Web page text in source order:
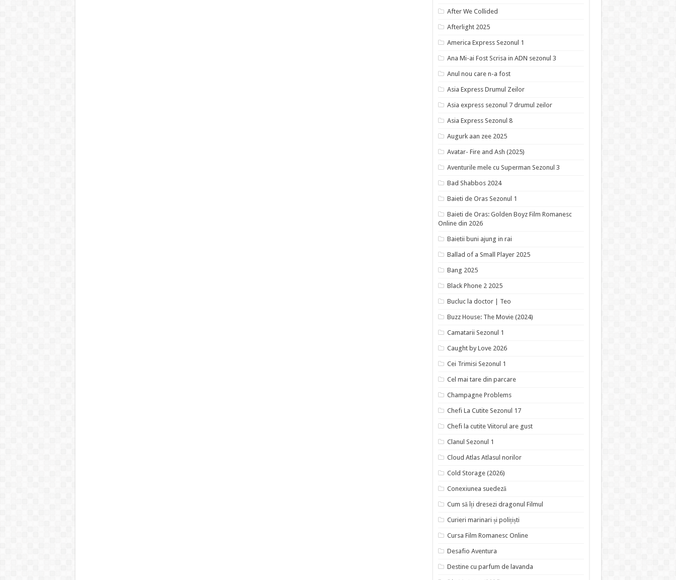
After We Collided
Afterlight 2025
America Express Sezonul 1
Ana Mi-ai Fost Scrisa in ADN sezonul 3
Anul nou care n-a fost
Asia Express Drumul Zeilor
Asia express sezonul 7 drumul zeilor
Asia Express Sezonul 8
Augurk aan zee 2025
Avatar- Fire and Ash (2025)
Aventurile mele cu Superman Sezonul 3
Bad Shabbos 2024
Baieti de Oras Sezonul 1
Baieti de Oras: Golden Boyz Film Romanesc
Online din 2026
Baietii buni ajung in rai
Ballad of a Small Player 2025
Bang 2025
Black Phone 2 2025
Bucluc la doctor | Teo
Buzz House: The Movie (2024)
Camatarii Sezonul 1
Caught by Love 2026
Cei Trimisi Sezonul 1
Cel mai tare din parcare
Champagne Problems
Chefi La Cutite Sezonul 17
Chefi la cutite Viitorul are gust
Clanul Sezonul 1
Cloud Atlas Atlasul norilor
Cold Storage (2026)
Conexiunea suedeză
Cum să îți dresezi dragonul Filmul
Curieri marinari și polițiști
Cursa Film Romanesc Online
Desafio Aventura
Destine cu parfum de lavanda